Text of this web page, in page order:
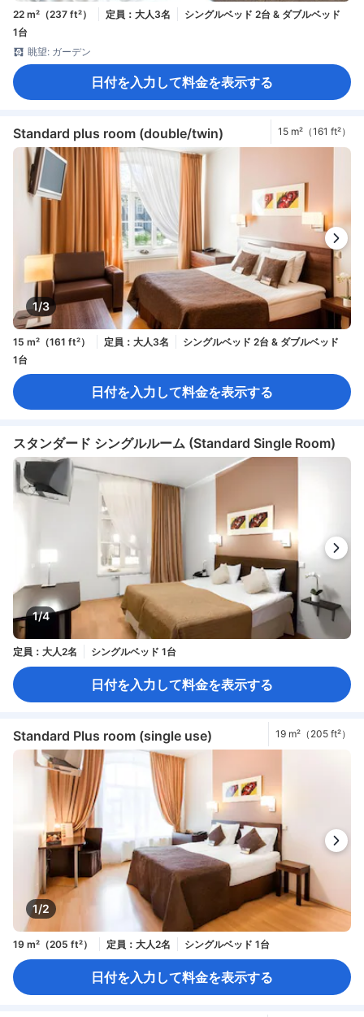
22 m²（237 ft²） 定員：大人3名
シングルベッド 2台 & ダブルベッド
1台
眺望: ガーデン
日付を入力して料金を表示する
Standard plus room (double/twin) 15 m²（161 ft²）
1/3
15 m²（161 ft²） 定員：大人3名
シングルベッド 2台 & ダブルベッド
1台
日付を入力して料金を表示する
スタンダード シングルルーム (Standard Single Room)
1/4
定員：大人2名 シングルベッド 1台
日付を入力して料金を表示する
Standard Plus room (single use) 19 m²（205 ft²）
1/2
19 m²（205 ft²） 定員：大人2名 シングルベッド 1台
日付を入力して料金を表示する